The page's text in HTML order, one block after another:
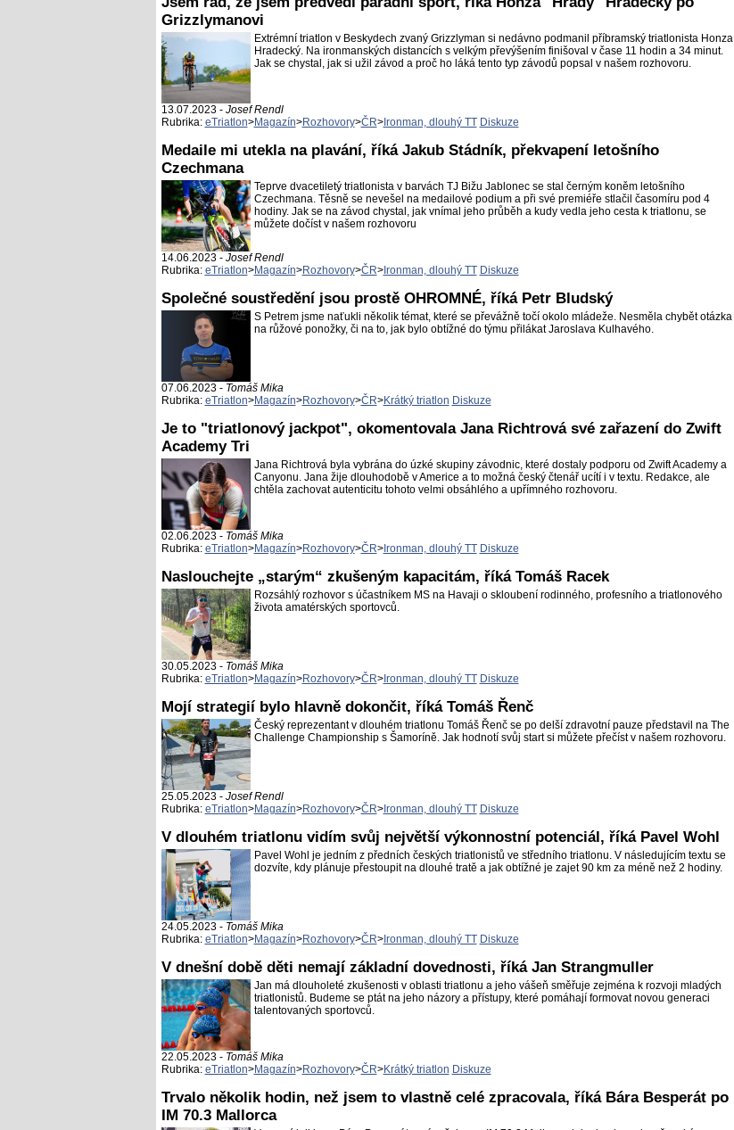
Grizzlymanovi
Extrémní triatlon v Beskydech zvaný Grizzlyman si nedávno podmanil příbramský triatlonista Honza
Hradecký. Na ironmanských distancích s velkým převýšením finišoval v čase 11 hodin a 34 minut.
Jak se chystal, jak si užil závod a proč ho láká tento typ závodů popsal v našem rozhovoru.
13.07.2023 - Josef Rendl
Rubrika: eTriatlon>Magazín>Rozhovory>ČR>Ironman, dlouhý TT Diskuze
Medaile mi utekla na plavání, říká Jakub Stádník, překvapení letošního
Czechmana
Teprve dvacetiletý triatlonista v barvách TJ Bižu Jablonec se stal černým koněm letošního
Czechmana. Těsně se nevešel na medailové podium a při své premiéře stlačil časomíru pod 4
hodiny. Jak se na závod chystal, jak vnímal jeho průběh a kudy vedla jeho cesta k triatlonu, se
můžete dočíst v našem rozhovoru
14.06.2023 - Josef Rendl
Rubrika: eTriatlon>Magazín>Rozhovory>ČR>Ironman, dlouhý TT Diskuze
Společné soustředění jsou prostě OHROMNÉ, říká Petr Bludský
S Petrem jsme naťukli několik témat, které se převážně točí okolo mládeže. Nesměla chybět otázka
na růžové ponožky, či na to, jak bylo obtížné do týmu přilákat Jaroslava Kulhavého.
07.06.2023 - Tomáš Mika
Rubrika: eTriatlon>Magazín>Rozhovory>ČR>Krátký triatlon Diskuze
Je to "triatlonový jackpot", okomentovala Jana Richtrová své zařazení do Zwift
Academy Tri
Jana Richtrová byla vybrána do úzké skupiny závodnic, které dostaly podporu od Zwift Academy a
Canyonu. Jana žije dlouhodobě v Americe a to možná český čtenář ucítí i v textu. Redakce, ale
chtěla zachovat autenticitu tohoto velmi obsáhlého a upřímného rozhovoru.
02.06.2023 - Tomáš Mika
Rubrika: eTriatlon>Magazín>Rozhovory>ČR>Ironman, dlouhý TT Diskuze
Naslouchejte „starým“ zkušeným kapacitám, říká Tomáš Racek
Rozsáhlý rozhovor s účastníkem MS na Havaji o skloubení rodinného, profesního a triatlonového
života amatérských sportovců.
30.05.2023 - Tomáš Mika
Rubrika: eTriatlon>Magazín>Rozhovory>ČR>Ironman, dlouhý TT Diskuze
Mojí strategií bylo hlavně dokončit, říká Tomáš Řenč
Český reprezentant v dlouhém triatlonu Tomáš Řenč se po delší zdravotní pauze představil na The
Challenge Championship s Šamoríně. Jak hodnotí svůj start si můžete přečíst v našem rozhovoru.
25.05.2023 - Josef Rendl
Rubrika: eTriatlon>Magazín>Rozhovory>ČR>Ironman, dlouhý TT Diskuze
V dlouhém triatlonu vidím svůj největší výkonnostní potenciál, říká Pavel Wohl
Pavel Wohl je jedním z předních českých triatlonistů ve středního triatlonu. V následujícím textu se
dozvíte, kdy plánuje přestoupit na dlouhé tratě a jak obtížné je zajet 90 km za méně než 2 hodiny.
24.05.2023 - Tomáš Mika
Rubrika: eTriatlon>Magazín>Rozhovory>ČR>Ironman, dlouhý TT Diskuze
V dnešní době děti nemají základní dovednosti, říká Jan Strangmuller
Jan má dlouholeté zkušenosti v oblasti triatlonu a jeho vášeň směřuje zejména k rozvoji mladých
triatlonistů. Budeme se ptát na jeho názory a přístupy, které pomáhají formovat novou generaci
talentovaných sportovců.
22.05.2023 - Tomáš Mika
Rubrika: eTriatlon>Magazín>Rozhovory>ČR>Krátký triatlon Diskuze
Trvalo několik hodin, než jsem to vlastně celé zpracovala, říká Bára Besperát po
IM 70.3 Mallorca